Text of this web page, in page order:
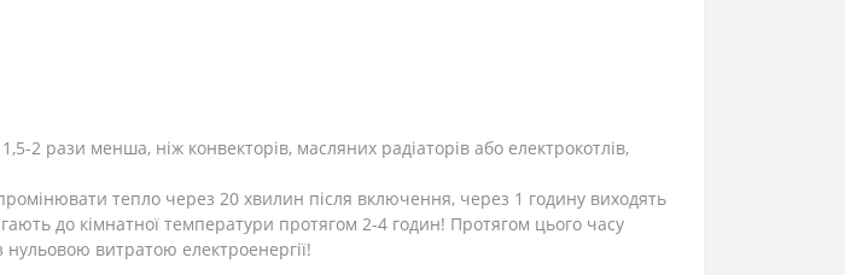
2 рази менша, ніж конвекторів, масляних радіаторів або електрокотлів,
тепло через 20 хвилин після включення, через 1 годину виходять
до кімнатної температури протягом 2-4 годин! Протягом цього часу
витратою електроенергії!